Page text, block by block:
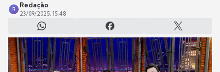
R
Redação
23/09/2025, 15:48